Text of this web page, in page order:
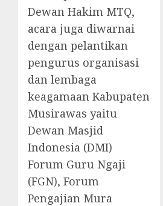
Dewan Hakim MTQ,
acara juga diwarnai
dengan pelantikan
pengurus organisasi
dan lembaga
keagamaan Kabupaten
Musirawas yaitu
Dewan Masjid
Indonesia (DMI)
Forum Guru Ngaji
(FGN), Forum
Pengajian Mura